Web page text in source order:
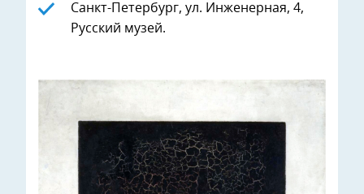
Санкт-Петербург, ул. Инженерная, 4,
Русский музей.